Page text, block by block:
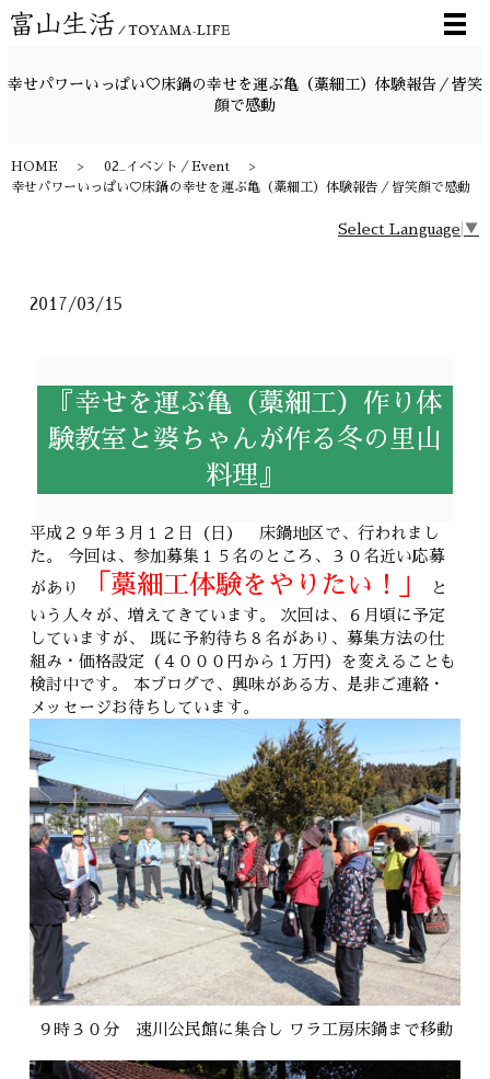
メ
幸せパワーいっぱい♡床鍋の幸せを運ぶ亀（藁細工）体験報告／皆笑
顔で感動
HOME
02_イベント／Event
幸せパワーいっぱい♡床鍋の幸せを運ぶ亀（藁細工）体験報告／皆笑顔で感動
Select Language ▼
2017/03/15
『幸せを運ぶ亀（藁細工）作り体
験教室と婆ちゃんが作る冬の里山
料理』
平成２９年３月１２日（日） 床鍋地区で、行われまし
た。 今回は、参加募集１５名のところ、３０名近い応募
があり
「藁細工体験をやりたい！」
と
いう人々が、増えてきています。 次回は、６月頃に予定
していますが、 既に予約待ち８名があり、募集方法の仕
組み・価格設定（４０００円から１万円）を変えることも
検討中です。 本ブログで、興味がある方、是非ご連絡・
メッセージお待ちしています。
９時３０分 速川公民館に集合し ワラ工房床鍋まで移動